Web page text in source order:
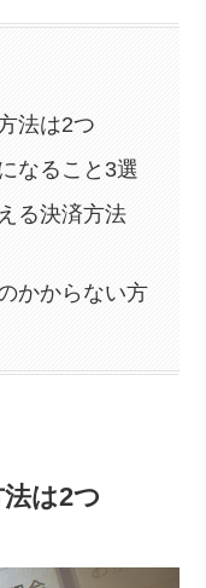
法は2つ
なること3選
る決済方法
かからない方
は2つ